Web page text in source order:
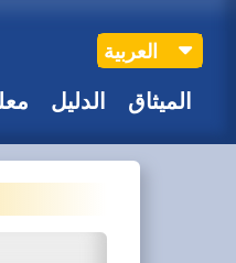
العربية
الدليل الميثاق